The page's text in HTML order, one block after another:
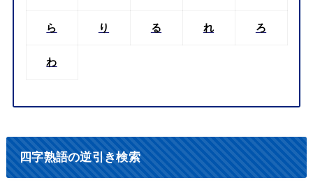
ら り る れ ろ
わ
四字熟語の逆引き検索